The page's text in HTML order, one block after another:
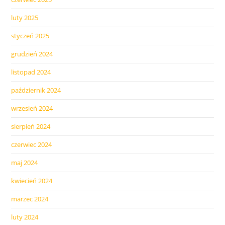
luty 2025
styczeń 2025
grudzień 2024
listopad 2024
październik 2024
wrzesień 2024
sierpień 2024
czerwiec 2024
maj 2024
kwiecień 2024
marzec 2024
luty 2024